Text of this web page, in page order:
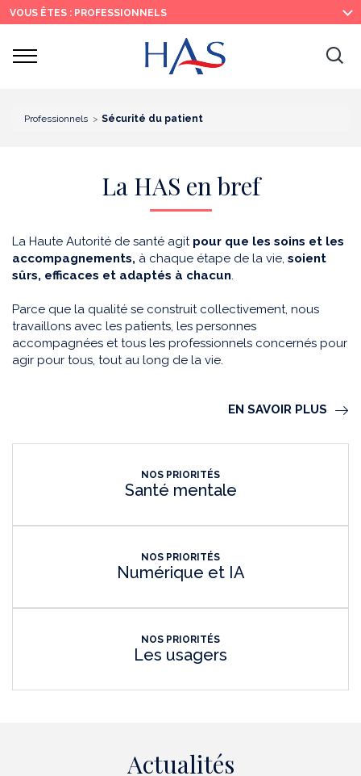
Recherche
Menu
principal
Contenu
principal
VOUS ÊTES : PROFESSIONNELS
Ouvrir
Professionnels Sécurité du patient
La HAS en bref
La Haute Autorité de santé agit pour que les soins et les
accompagnements, à chaque étape de la vie, soient
sûrs, efficaces et adaptés à chacun.
Parce que la qualité se construit collectivement, nous
travaillons avec les patients, les personnes
accompagnées et tous les professionnels concernés pour
agir pour tous, tout au long de la vie.
EN SAVOIR PLUS
NOS PRIORITÉS
Santé mentale
NOS PRIORITÉS
Numérique et IA
NOS PRIORITÉS
Les usagers
Actualités